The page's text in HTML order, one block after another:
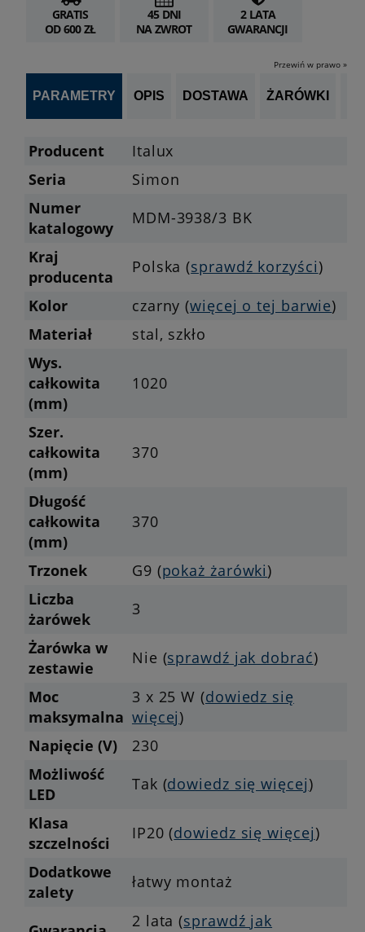
GRATIS
OD 600 ZŁ
45 DNI
NA ZWROT
2 LATA
GWARANCJI
Przewiń w prawo »
PARAMETRY OPIS DOSTAWA ŻARÓWKI
Producent
Italux
Seria
Simon
Numer
katalogowy
MDM-3938/3 BK
Kraj
producenta
Polska (sprawdź korzyści)
Kolor
czarny (więcej o tej barwie)
Materiał
stal, szkło
Wys.
całkowita
(mm)
1020
Szer.
całkowita
(mm)
370
Długość
całkowita
(mm)
370
Trzonek G9 (pokaż żarówki)
Liczba
żarówek
3
Żarówka w
zestawie
Nie (sprawdź jak dobrać)
Moc
maksymalna
3 x 25 W (dowiedz się
więcej)
Napięcie (V)
230
Możliwość
LED
Tak (dowiedz się więcej)
Klasa
szczelności
IP20 (dowiedz się więcej)
Dodatkowe
zalety
łatwy montaż
2 lata (sprawdź jak